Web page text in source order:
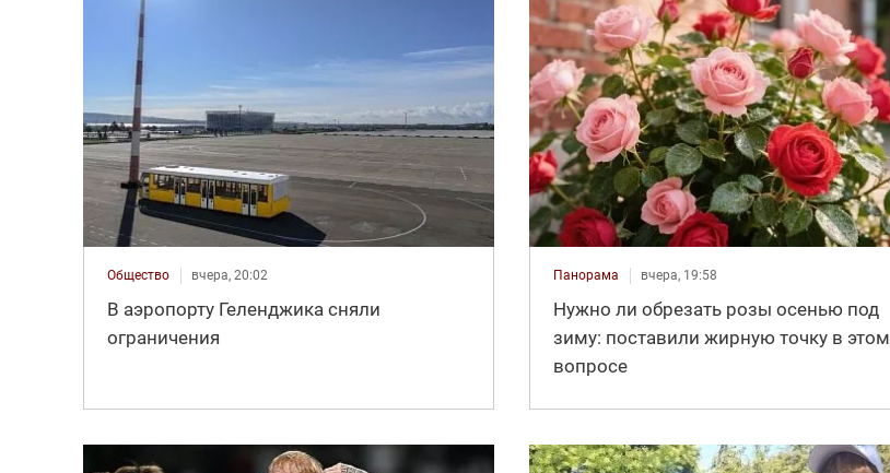
Общество вчера, 20:02
В аэропорту Геленджика сняли
ограничения
Панорама вчера, 19:58
Нужно ли обрезать розы осенью под
зиму: поставили жирную точку в этом
вопросе